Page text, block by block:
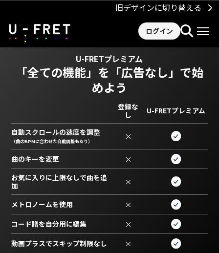
旧デザインに切り替える
ログイン
U-FRETプレミアム
「全ての機能」を 「広告なし」で始
めよう
登録な
し
U-FRETプレミアム
自動スクロールの速度を調整
（曲のBPMに合わせた自動調整もあり） ×
曲のキーを変更 ×
お気に入りに上限なしで曲を追
加
×
メトロノームを使用 ×
コード譜を自分用に編集 ×
動画プラスでスキップ制限なし ×